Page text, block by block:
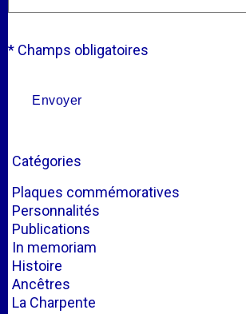
* Champs obligatoires
Catégories
Plaques commémoratives
Personnalités
Publications
In memoriam
Histoire
Ancêtres
La Charpente